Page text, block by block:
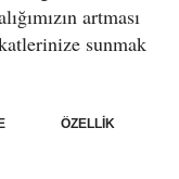
artması
sunmak
ÖZELLİK